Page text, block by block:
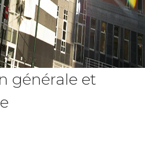
générale et